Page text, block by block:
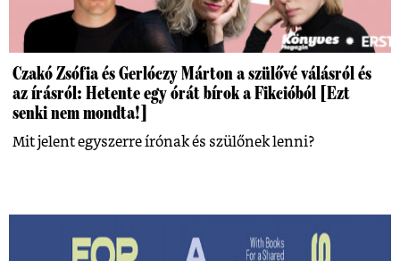
Czakó Zsófia és Gerlóczy Márton a szülővé válásról és
az írásról: Hetente egy órát bírok a Fikcióból [Ezt
senki nem mondta!]
Mit jelent egyszerre írónak és szülőnek lenni?